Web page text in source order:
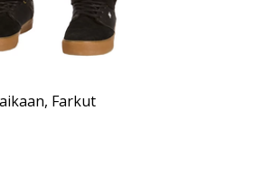
, Farkut